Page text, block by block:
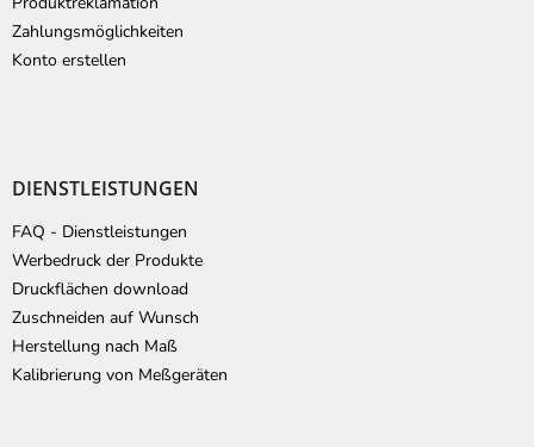
Zahlungsmöglichkeiten
Konto erstellen
DIENSTLEISTUNGEN
FAQ - Dienstleistungen
Werbedruck der Produkte
Druckflächen download
Zuschneiden auf Wunsch
Herstellung nach Maß
Kalibrierung von Meßgeräten